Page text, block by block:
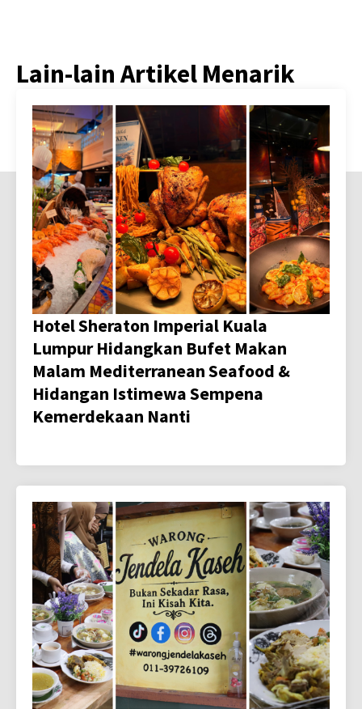
Lain-lain Artikel Menarik
Hotel Sheraton Imperial Kuala
Lumpur Hidangkan Bufet Makan
Malam Mediterranean Seafood &
Hidangan Istimewa Sempena
Kemerdekaan Nanti